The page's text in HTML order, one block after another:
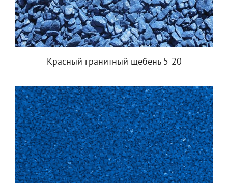
Красный гранитный щебень 5-20